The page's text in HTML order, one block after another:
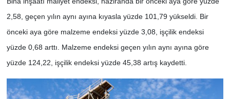
2,58, geçen yılın aynı ayına kıyasla yüzde 101,79 yükseldi. Bir
önceki aya göre malzeme endeksi yüzde 3,08, işçilik endeksi
yüzde 0,68 arttı. Malzeme endeksi geçen yılın aynı ayına göre
yüzde 124,22, işçilik endeksi yüzde 45,38 artış kaydetti.